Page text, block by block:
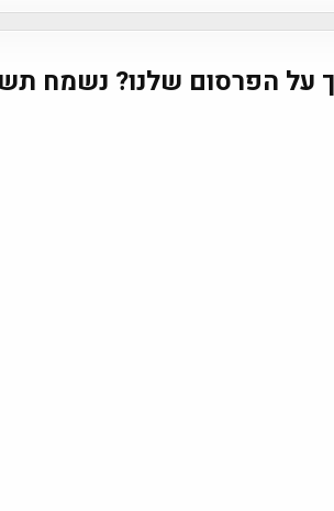
על הפרסום שלנו? נשמח